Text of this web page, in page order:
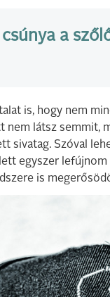
a
is, hogy nem
látsz semmit,
sivatag. Szóval
egyszer
is